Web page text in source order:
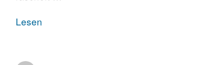
Lesen